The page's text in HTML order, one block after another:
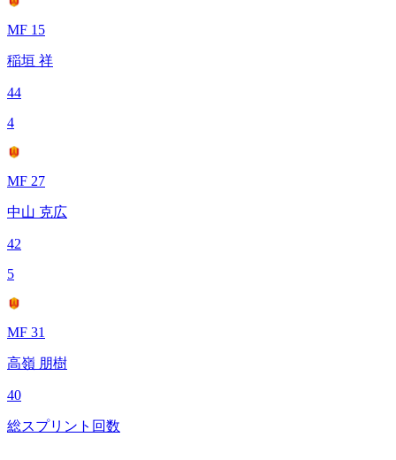
MF 15
稲垣 祥
44
4
MF 27
中山 克広
42
5
MF 31
高嶺 朋樹
40
総スプリント回数